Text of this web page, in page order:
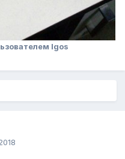
Igos